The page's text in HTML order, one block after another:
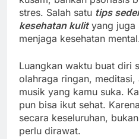
stres. Salah satu tips
kesehatan kulityang juga
menjaga kesehatan
Luangkan waktu buat diri
olahraga ringan,
musik yang kamu suka.
pun bisa ikut sehat.
secara keseluruhan,
perlu dirawat.